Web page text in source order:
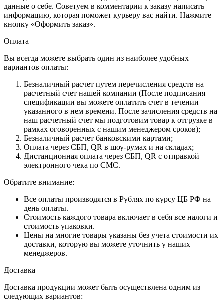
данные о себе. Советуем в комментарии к заказу написать
информацию, которая поможет курьеру вас найти. Нажмите
кнопку «Оформить заказ».
Оплата
Вы всегда можете выбрать один из наиболее удобных
вариантов оплаты:
Безналичный расчет путем перечисления средств на
расчетный счет нашей компании (После подписания
спецификации вы можете оплатить счет в течении
указанного в нем времени. После зачисления средств на
наш расчетный счет мы подготовим товар к отгрузке в
рамках оговоренных с нашим менеджером сроков);
Безналичный расчет банковскими картами;
Оплата через СБП, QR в шоу-румах и на складах;
Дистанционная оплата через СБП, QR с отправкой
электронного чека по СМС.
Обратите внимание:
Все оплаты производятся в Рублях по курсу ЦБ РФ на
день оплаты.
Стоимость каждого товара включает в себя все налоги и
стоимость упаковки.
Цены на многие товары указаны без учета стоимости их
доставки, которую вы можете уточнить у наших
менеджеров.
Доставка
Доставка продукции может быть осуществлена одним из
следующих вариантов: